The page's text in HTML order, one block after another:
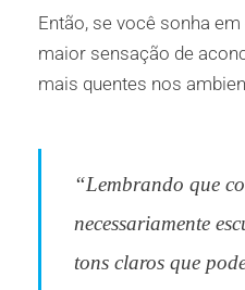
Então, se você sonha
maior sensação de
mais quentes nos
“Lembrando que
necessariamente
tons claros que